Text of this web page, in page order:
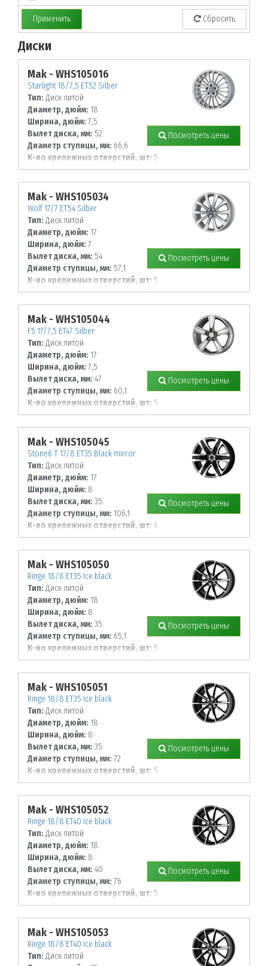
Применить Сбросить
Диски
Mak - WHS105016
Starlight 18/7,5 ET52 Silber
Тип: Диск литой
Диаметр, дюйм: 18
Ширина, дюйм: 7,5
Вылет диска, мм: 52
Диаметр ступицы, мм: 66,6
К-во крепежных отверстий, шт: 5
Диаметр располож. отверстий, мм:
112
Посмотреть цены
Mak - WHS105034
Wolf 17/7 ET54 Silber
Тип: Диск литой
Диаметр, дюйм: 17
Ширина, дюйм: 7
Вылет диска, мм: 54
Диаметр ступицы, мм: 57,1
К-во крепежных отверстий, шт: 5
Диаметр располож. отверстий, мм:
112
Посмотреть цены
Mak - WHS105044
F5 17/7,5 ET47 Silber
Тип: Диск литой
Диаметр, дюйм: 17
Ширина, дюйм: 7,5
Вылет диска, мм: 47
Диаметр ступицы, мм: 60,1
К-во крепежных отверстий, шт: 5
Диаметр располож. отверстий, мм:
114,3
Посмотреть цены
Mak - WHS105045
Stone6 T 17/8 ET35 Black mirror
Тип: Диск литой
Диаметр, дюйм: 17
Ширина, дюйм: 8
Вылет диска, мм: 35
Диаметр ступицы, мм: 106,1
К-во крепежных отверстий, шт: 6
Диаметр располож. отверстий, мм:
139,7
Посмотреть цены
Mak - WHS105050
Ringe 18/8 ET35 Ice black
Тип: Диск литой
Диаметр, дюйм: 18
Ширина, дюйм: 8
Вылет диска, мм: 35
Диаметр ступицы, мм: 65,1
К-во крепежных отверстий, шт: 5
Диаметр располож. отверстий, мм:
110
Посмотреть цены
Mak - WHS105051
Ringe 18/8 ET35 Ice black
Тип: Диск литой
Диаметр, дюйм: 18
Ширина, дюйм: 8
Вылет диска, мм: 35
Диаметр ступицы, мм: 72
К-во крепежных отверстий, шт: 5
Диаметр располож. отверстий, мм:
100
Посмотреть цены
Mak - WHS105052
Ringe 18/8 ET40 Ice black
Тип: Диск литой
Диаметр, дюйм: 18
Ширина, дюйм: 8
Вылет диска, мм: 40
Диаметр ступицы, мм: 76
К-во крепежных отверстий, шт: 5
Диаметр располож. отверстий, мм:
114,3
Посмотреть цены
Mak - WHS105053
Ringe 18/8 ET40 Ice black
Тип: Диск литой
По заданным параметрам товары не найдены!